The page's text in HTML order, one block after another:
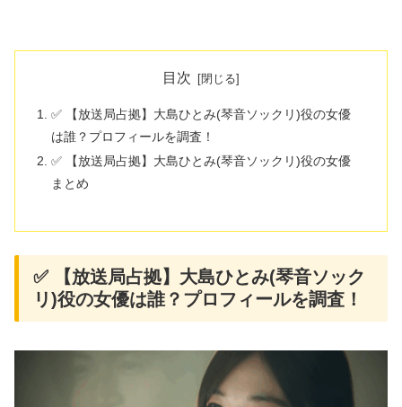
目次
✅ 【放送局占拠】大島ひとみ(琴音ソックリ)役の女優
は誰？プロフィールを調査！
✅ 【放送局占拠】大島ひとみ(琴音ソックリ)役の女優
まとめ
✅ 【放送局占拠】大島ひとみ(琴音ソック
リ)役の女優は誰？プロフィールを調査！